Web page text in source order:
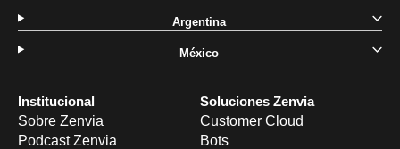
Institucional
Sobre Zenvia
Podcast Zenvia
Soluciones Zenvia
Customer Cloud
Bots
Argentina
México